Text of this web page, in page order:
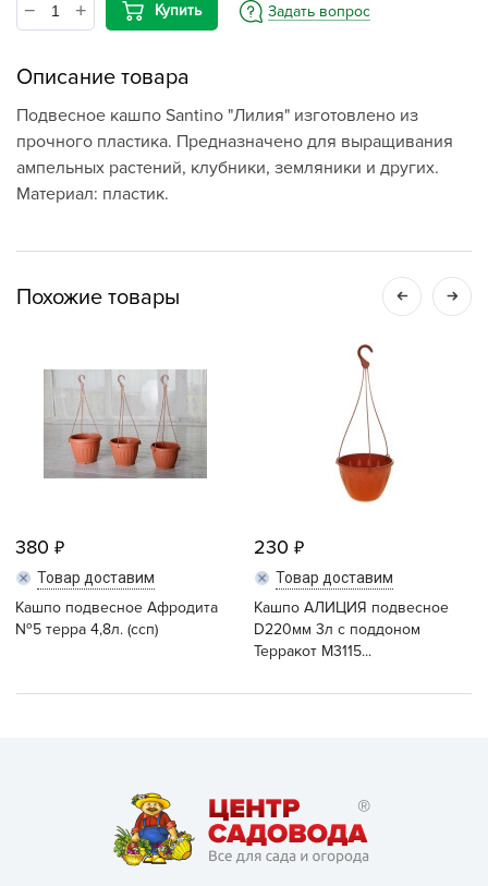
Купить Задать вопрос
Описание товара
Подвесное кашпо Santino "Лилия" изготовлено из
прочного пластика. Предназначено для выращивания
ампельных растений, клубники, земляники и других.
Материал: пластик.
Похожие товары
380
Товар доставим
Кашпо подвесное Афродита
№5 терра 4,8л. (ссп)
230
Товар доставим
Кашпо АЛИЦИЯ подвесное
D220мм 3л с поддоном
Терракот М3115...